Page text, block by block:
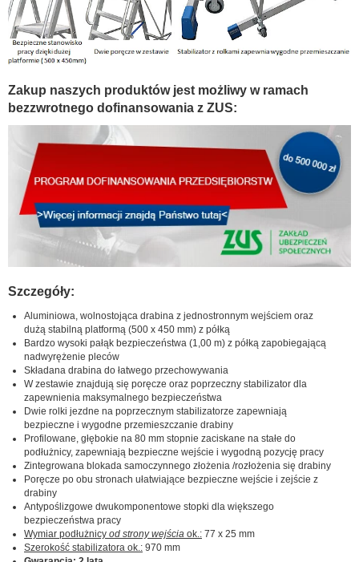
Zakup naszych produktów jest możliwy w ramach
bezzwrotnego dofinansowania z ZUS:
Szczegóły:
Aluminiowa, wolnostojąca drabina z jednostronnym wejściem oraz
dużą stabilną platformą (500 x 450 mm) z półką
Bardzo wysoki pałąk bezpieczeństwa (1,00 m) z półką zapobiegającą
nadwyrężenie pleców
Składana drabina do łatwego przechowywania
W zestawie znajdują się poręcze oraz poprzeczny stabilizator dla
zapewnienia maksymalnego bezpieczeństwa
Dwie rolki jezdne na poprzecznym stabilizatorze zapewniają
bezpieczne i wygodne przemieszczanie drabiny
Profilowane, głębokie na 80 mm stopnie zaciskane na stałe do
podłużnicy, zapewniają bezpieczne wejście i wygodną pozycję pracy
Zintegrowana blokada samoczynnego złożenia /rozłożenia się drabiny
Poręcze po obu stronach ułatwiające bezpieczne wejście i zejście z
drabiny
Antypoślizgowe dwukomponentowe stopki dla większego
bezpieczeństwa pracy
Wymiar podłużnicy od strony wejścia ok.: 77 x 25 mm
Szerokość stabilizatora ok.: 970 mm